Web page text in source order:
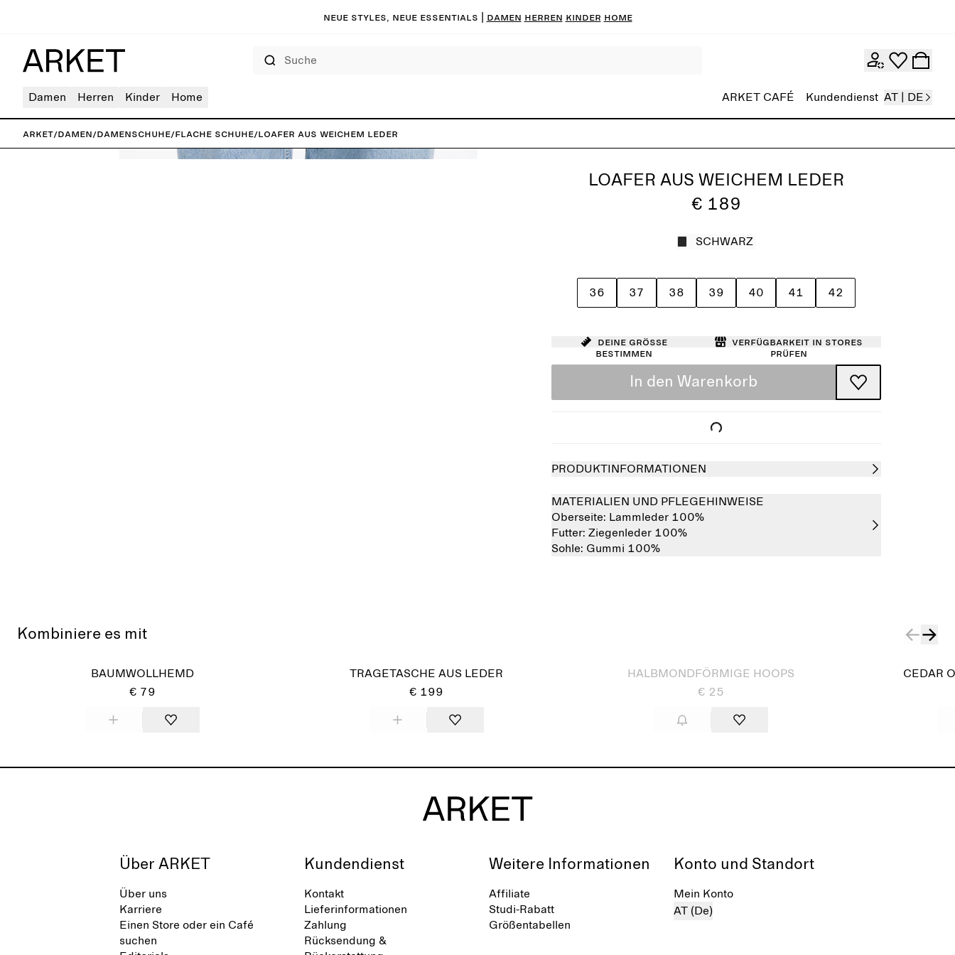
Neue Styles, neue Essentials | DAMEN HERREN KINDER HOME
Damen Herren Kinder Home ARKET CAFÉ Kundendienst AT | DE
ARKET/Damen/Damenschuhe/Flache Schuhe/Loafer aus weichem Leder
LOAFER AUS WEICHEM LEDER
€ 189
SCHWARZ
36 37 38 39 40 41 42
Deine Größe
bestimmen
Verfügbarkeit in Stores
prüfen
In den Warenkorb
PRODUKTINFORMATIONEN
MATERIALIEN UND PFLEGEHINWEISE
Oberseite: Lammleder 100%
Futter: Ziegenleder 100%
Sohle: Gummi 100%
Kombiniere es mit
BAUMWOLLHEMD
€ 79
TRAGETASCHE AUS LEDER
€ 199
HALBMONDFÖRMIGE HOOPS
€ 25
CEDAR
Über ARKET
Über uns
Karriere
Einen Store oder ein Café
suchen
Kundendienst
Kontakt
Lieferinformationen
Zahlung
Rücksendung &
Weitere Informationen
Affiliate
Studi-Rabatt
Größentabellen
Konto und Standort
Mein Konto
AT (De)